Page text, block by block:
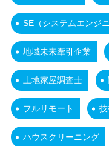
SE（システムエンジニ
地域未来牽引企業
土地家屋調査士
フルリモート
ハウスクリーニング